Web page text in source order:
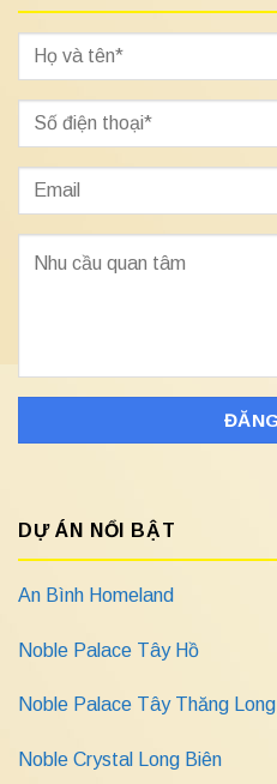
DỰ ÁN NỔI BẬT
An Bình Homeland
Noble Palace Tây Hồ
Noble Palace Tây Thăng Long
Noble Crystal Long Biên